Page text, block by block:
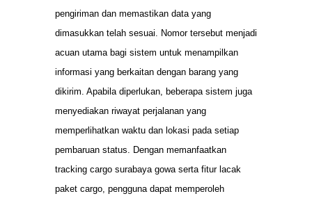
pengiriman dan memastikan data yang
dimasukkan telah sesuai. Nomor tersebut menjadi
acuan utama bagi sistem untuk menampilkan
informasi yang berkaitan dengan barang yang
dikirim. Apabila diperlukan, beberapa sistem juga
menyediakan riwayat perjalanan yang
memperlihatkan waktu dan lokasi pada setiap
pembaruan status. Dengan memanfaatkan
tracking cargo surabaya gowa serta fitur lacak
paket cargo, pengguna dapat memperoleh